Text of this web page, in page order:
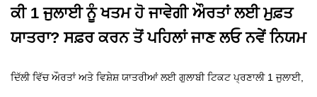
ਕੀ 1 ਜੁਲਾਈ ਨੂੰ ਖਤਮ ਹੋ ਜਾਵੇਗੀ ਔਰਤਾਂ ਲਈ ਮੁਫ਼ਤ
ਯਾਤਰਾ? ਸਫ਼ਰ ਕਰਨ ਤੋਂ ਪਹਿਲਾਂ ਜਾਣ ਲਓ ਨਵੇਂ ਨਿਯਮ
ਦਿੱਲੀ ਵਿੱਚ ਔਰਤਾਂ ਅਤੇ ਵਿਸ਼ੇਸ਼ ਯਾਤਰੀਆਂ ਲਈ ਗੁਲਾਬੀ ਟਿਕਟ ਪ੍ਰਣਾਲੀ 1 ਜੁਲਾਈ,